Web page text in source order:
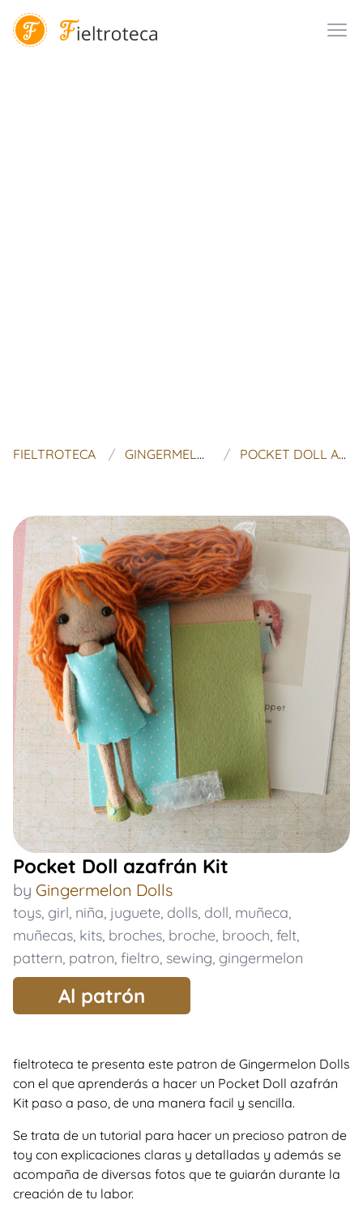
FIELTROTECA GINGERMELON DOLLS POCKET DOLL AZAFRÁN KIT
Pocket Doll azafrán Kit
by Gingermelon Dolls
toys, girl, niña, juguete, dolls, doll, muñeca,
muñecas, kits, broches, broche, brooch, felt,
pattern, patron, fieltro, sewing, gingermelon
Al patrón
fieltroteca te presenta este patron de Gingermelon Dolls
con el que aprenderás a hacer un Pocket Doll azafrán
Kit paso a paso, de una manera facil y sencilla.
Se trata de un tutorial para hacer un precioso patron de
toy con explicaciones claras y detalladas y además se
acompaña de diversas fotos que te guiarán durante la
creación de tu labor.